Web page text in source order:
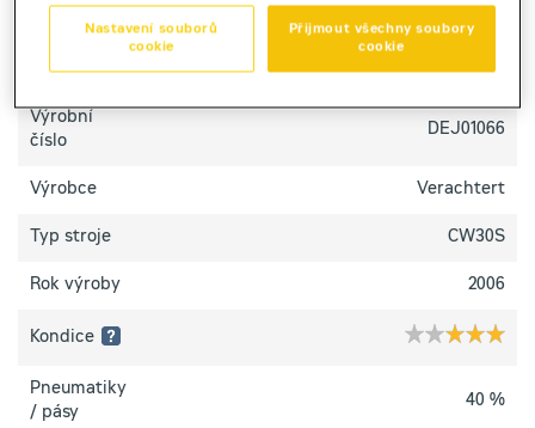
TECHNICKÉ PARAMETRY
Výrobní
číslo
DEJ01066
Výrobce Verachtert
Typ stroje CW30S
Rok výroby 2006
Kondice
Pneumatiky
/ pásy
40 %
Přijmout všechny soubory
cookie
Nastavení souborů
cookie